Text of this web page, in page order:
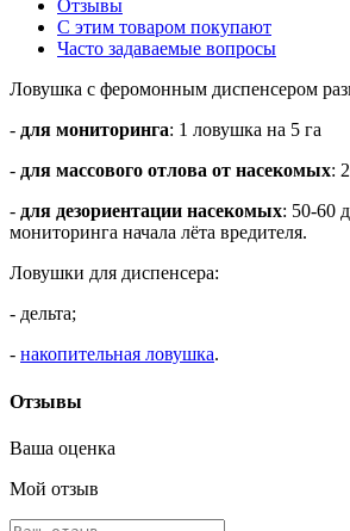
Отзывы
С этим товаром покупают
Часто задаваемые вопросы
Ловушка с феромонным диспенсером
- для мониторинга: 1 ловушка на 5 га
- для массового отлова от насекомых:
- для дезориентации насекомых: 50-60
мониторинга начала лёта вредителя.
Ловушки для диспенсера:
- дельта;
- накопительная ловушка.
Отзывы
Ваша оценка
Мой отзыв